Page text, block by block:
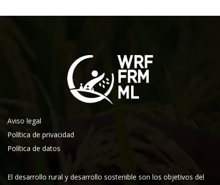
Aviso legal
Política de privacidad
Política de datos
El desarrollo rural y desarrollo sostenible son los objetivos del